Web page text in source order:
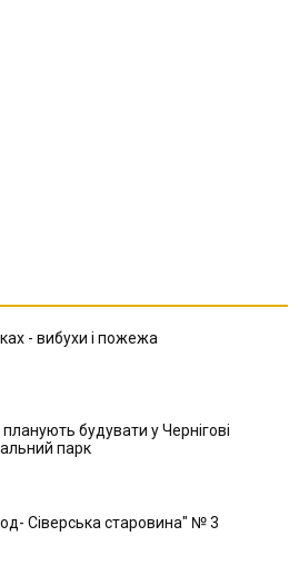
- вибухи і пожежа
планують будувати у Чернігові
парк
Сіверська старовина" № 3